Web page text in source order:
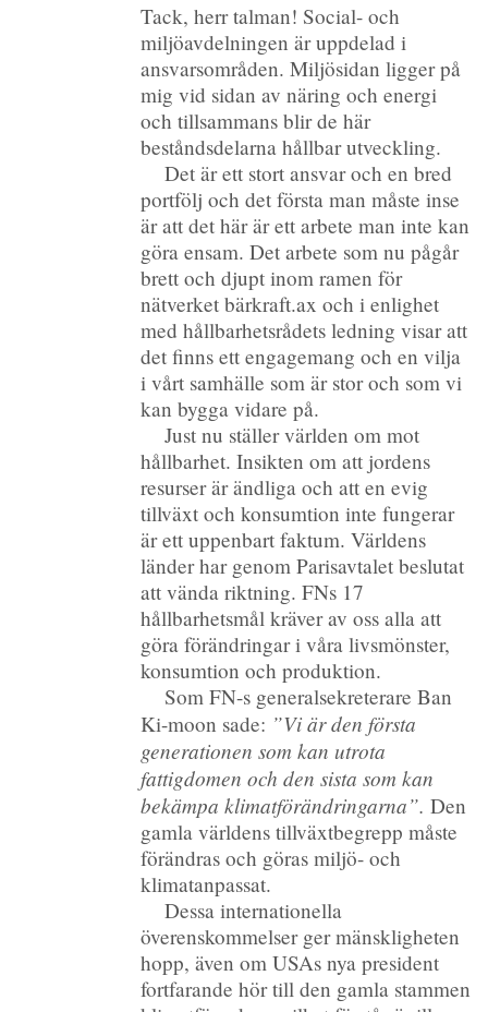
Tack, herr talman! Social- och
miljöavdelningen är uppdelad i
ansvarsområden. Miljösidan ligger på
mig vid sidan av näring och energi
och tillsammans blir de här
beståndsdelarna hållbar utveckling.
Det är ett stort ansvar och en bred
portfölj och det första man måste inse
är att det här är ett arbete man inte kan
göra ensam. Det arbete som nu pågår
brett och djupt inom ramen för
nätverket bärkraft.ax och i enlighet
med hållbarhetsrådets ledning visar att
det finns ett engagemang och en vilja
i vårt samhälle som är stor och som vi
kan bygga vidare på.
Just nu ställer världen om mot
hållbarhet. Insikten om att jordens
resurser är ändliga och att en evig
tillväxt och konsumtion inte fungerar
är ett uppenbart faktum. Världens
länder har genom Parisavtalet beslutat
att vända riktning. FNs 17
hållbarhetsmål kräver av oss alla att
göra förändringar i våra livsmönster,
konsumtion och produktion.
Som FN-s generalsekreterare Ban
Ki-moon sade: ”Vi är den första
generationen som kan utrota
fattigdomen och den sista som kan
bekämpa klimatförändringarna”.Den
gamla världens tillväxtbegrepp måste
förändras och göras miljö- och
klimatanpassat.
Dessa internationella
överenskommelser ger mänskligheten
hopp, även om USAs nya president
fortfarande hör till den gamla stammen